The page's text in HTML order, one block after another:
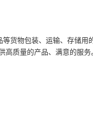
货物包装、运输、存储用
质量的产品、满意的服务